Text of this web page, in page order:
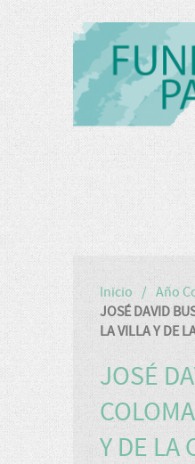
Inicio
Año
JOSÉ DAVID
LA VILLA Y DE
JOSÉ
Y DE LA